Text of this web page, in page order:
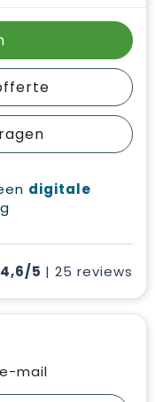
digitale
4,6/5 | 25 reviews
mail